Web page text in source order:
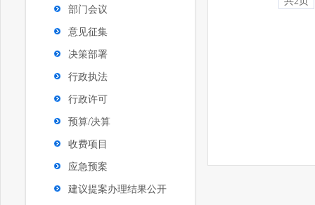
部门会议
意见征集
决策部署
行政执法
行政许可
预算/决算
收费项目
应急预案
建议提案办理结果公开